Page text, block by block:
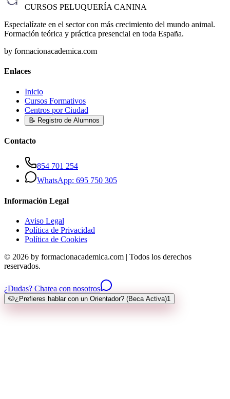
CURSOS PELUQUERÍA CANINA
Especialízate en el sector con más crecimiento del mundo animal.
Formación teórica y práctica presencial en toda España.
by formacionacademica.com
Enlaces
Inicio
Cursos Formativos
Centros por Ciudad
📝 Registro de Alumnos
Contacto
854 701 254
WhatsApp: 695 750 305
Información Legal
Aviso Legal
Política de Privacidad
Política de Cookies
© 2026 by formacionacademica.com | Todos los derechos
reservados.
¿Dudas? Chatea con nosotros
🐶¿Prefieres hablar con un Orientador? (Beca Activa)1